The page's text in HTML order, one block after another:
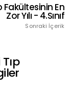
Fakültesinin En
Zor Yılı - 4.Sınıf
Sonraki İçerik